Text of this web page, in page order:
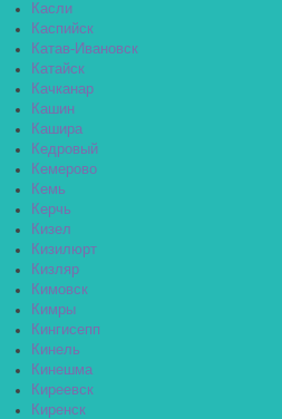
Касли
Каспийск
Катав-Ивановск
Катайск
Качканар
Кашин
Кашира
Кедровый
Кемерово
Кемь
Керчь
Кизел
Кизилюрт
Кизляр
Кимовск
Кимры
Кингисепп
Кинель
Кинешма
Киреевск
Киренск